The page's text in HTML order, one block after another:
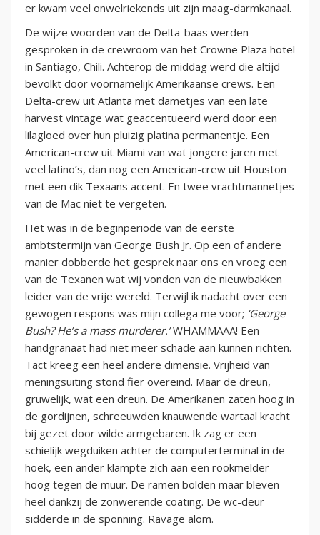
er kwam veel onwelriekends uit zijn maag-darmkanaal.
De wijze woorden van de Delta-baas werden
gesproken in de crewroom van het Crowne Plaza hotel
in Santiago, Chili. Achterop de middag werd die altijd
bevolkt door voornamelijk Amerikaanse crews. Een
Delta-crew uit Atlanta met dametjes van een late
harvest vintage wat geaccentueerd werd door een
lilagloed over hun pluizig platina permanentje. Een
American-crew uit Miami van wat jongere jaren met
veel latino’s, dan nog een American-crew uit Houston
met een dik Texaans accent. En twee vrachtmannetjes
van de Mac niet te vergeten.
Het was in de beginperiode van de eerste
ambtstermijn van George Bush Jr. Op een of andere
manier dobberde het gesprek naar ons en vroeg een
van de Texanen wat wij vonden van de nieuwbakken
leider van de vrije wereld. Terwijl ik nadacht over een
gewogen respons was mijn collega me voor; ‘George
Bush? He’s a mass murderer.’WHAMMAAA! Een
handgranaat had niet meer schade aan kunnen richten.
Tact kreeg een heel andere dimensie. Vrijheid van
meningsuiting stond fier overeind. Maar de dreun,
gruwelijk, wat een dreun. De Amerikanen zaten hoog in
de gordijnen, schreeuwden knauwende wartaal kracht
bij gezet door wilde armgebaren. Ik zag er een
schielijk wegduiken achter de computerterminal in de
hoek, een ander klampte zich aan een rookmelder
hoog tegen de muur. De ramen bolden maar bleven
heel dankzij de zonwerende coating. De wc-deur
sidderde in de sponning. Ravage alom.